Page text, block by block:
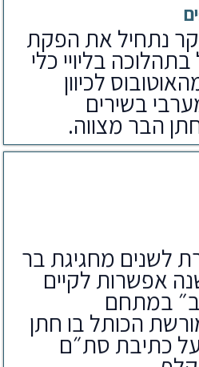
נתחיל את הפקת
בליויי כלי
לכיוון
בשירים
הבר מצווה.
לשנים מחגיגת בר
אפשרות לקיים
במתחם
הכותל בו חתן
כתיבת סת״ם